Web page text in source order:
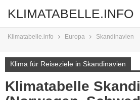
KLIMATABELLE.INFO
Klimatabelle.info Europa Skandinavien
Klima für Reiseziele in Skandinavien
Klimatabelle